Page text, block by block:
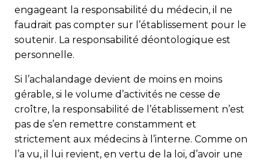
engageant la responsabilité du médecin, il ne
faudrait pas compter sur l’établissement pour le
soutenir. La responsabilité déontologique est
personnelle.
Si l’achalandage devient de moins en moins
gérable, si le volume d’activités ne cesse de
croître, la responsabilité de l’établissement n’est
pas de s’en remettre constamment et
strictement aux médecins à l’interne. Comme on
l’a vu, il lui revient, en vertu de la loi, d’avoir une